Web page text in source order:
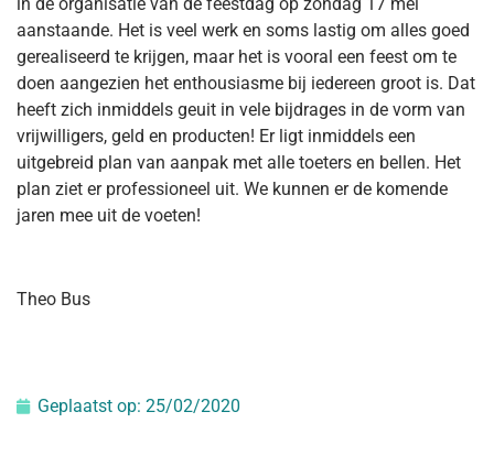
aanstaande. Het is veel werk en soms lastig om alles goed
gerealiseerd te krijgen, maar het is vooral een feest om te
doen aangezien het enthousiasme bij iedereen groot is. Dat
heeft zich inmiddels geuit in vele bijdrages in de vorm van
vrijwilligers, geld en producten! Er ligt inmiddels een
uitgebreid plan van aanpak met alle toeters en bellen. Het
plan ziet er professioneel uit. We kunnen er de komende
jaren mee uit de voeten!
Theo Bus
Geplaatst op: 25/02/2020